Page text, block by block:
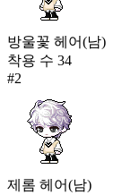
방울꽃 헤어(남)
착용 수 34
#2
제롬 헤어(남)